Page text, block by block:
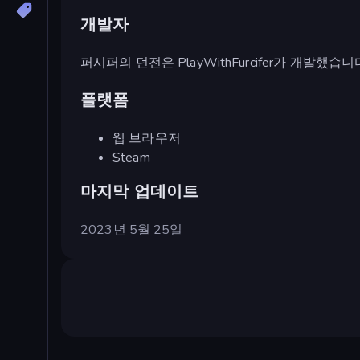
개발자
퍼시퍼의 던전은 PlayWithFurcifer가 개발했습니
플랫폼
웹 브라우저
Steam
마지막 업데이트
2023년 5월 25일